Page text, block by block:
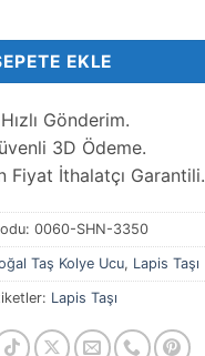
EKLE
Hızlı Gönderim.
3D Ödeme.
Fiyat İthalatçı Garantili.
0060-SHN-3350
Taş Kolye Ucu, Lapis Taşı
Lapis Taşı